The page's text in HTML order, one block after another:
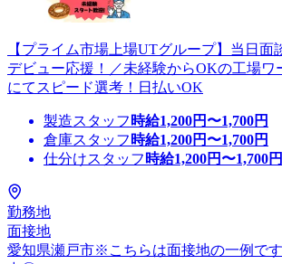
【プライム市場上場UTグループ】当日
デビュー応援！／未経験からOKの工場ワ
にてスピード選考！日払いOK
製造スタッフ 時給1,200円〜1,700円
倉庫スタッフ 時給1,200円〜1,700円
仕分けスタッフ 時給1,200円〜1,700円
勤務地
面接地
愛知県瀬戸市※こちらは面接地の一例で